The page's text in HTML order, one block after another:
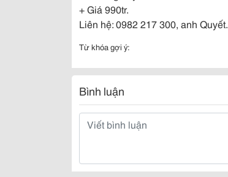
+ Giá 990tr.
Liên hệ: 0982 217 300, anh Quyết.
Từ khóa gợi ý:
Bình luận